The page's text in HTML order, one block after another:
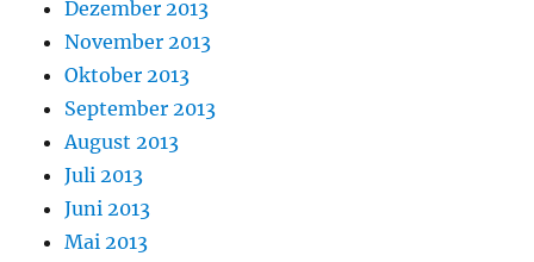
Dezember 2013
November 2013
Oktober 2013
September 2013
August 2013
Juli 2013
Juni 2013
Mai 2013